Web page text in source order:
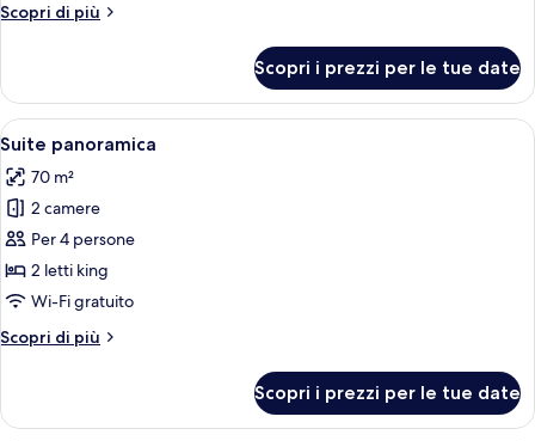
Scopri di più
Altri
familiare
Scopri i prezzi per le tue date
Apri
tutte
le
foto
per
Suite
panoramica
Una piscina con vista su una zona
20
Suite panoramica
70 m²
2 camere
Per 4 persone
2 letti king
Wi-Fi gratuito
Scopri di più
Altri
panoramica
Scopri i prezzi per le tue date